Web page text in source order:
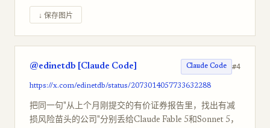
↓ 保存图片
@edinetdb [Claude Code] Claude Code #4
https://x.com/edinetdb/status/2073014057733632288
把同一句"从上个月刚提交的有价证券报告里，找出有减
损风险苗头的公司"分别丢给Claude Fable 5和Sonnet 5，